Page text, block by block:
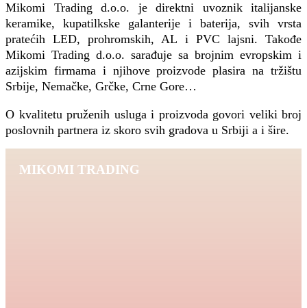
Mikomi Trading d.o.o. je direktni uvoznik italijanske
keramike, kupatilkske galanterije i baterija, svih vrsta
pratećih LED, prohromskih, AL i PVC lajsni. Takođe
Mikomi Trading d.o.o. sarađuje sa brojnim evropskim i
azijskim firmama i njihove proizvode plasira na tržištu
Srbije, Nemačke, Grčke, Crne Gore…
O kvalitetu pruženih usluga i proizvoda govori veliki broj
poslovnih partnera iz skoro svih gradova u Srbiji a i šire.
MIKOMI TRADING